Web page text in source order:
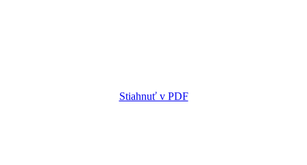
Stiahnuť v PDF